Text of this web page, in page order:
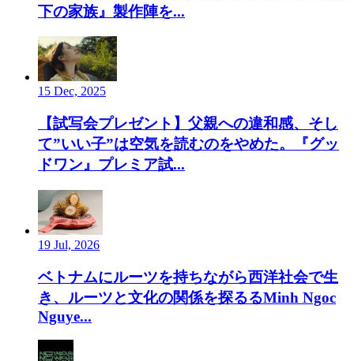
下の家族』製作陣を...
15 Dec, 2025
【試写会プレゼント】父親への違和感、そし
て”いい子”は空気を読むのをやめた。『グッ
ドワン』プレミア試...
19 Jul, 2026
ベトナムにルーツを持ちながら西洋社会で生
き、ルーツと文化の関係を探るるMinh Ngoc
Nguye...